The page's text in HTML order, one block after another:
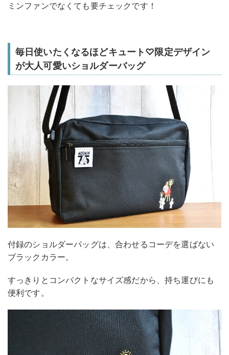
ミンファンでなくても要チェックです！
毎日使いたくなるほどキュート♡限定デザイン
が大人可愛いショルダーバッグ
付録のショルダーバッグは、合わせるコーデを選ばない
ブラックカラー。
すっきりとコンパクトなサイズ感だから、持ち運びにも
便利です。